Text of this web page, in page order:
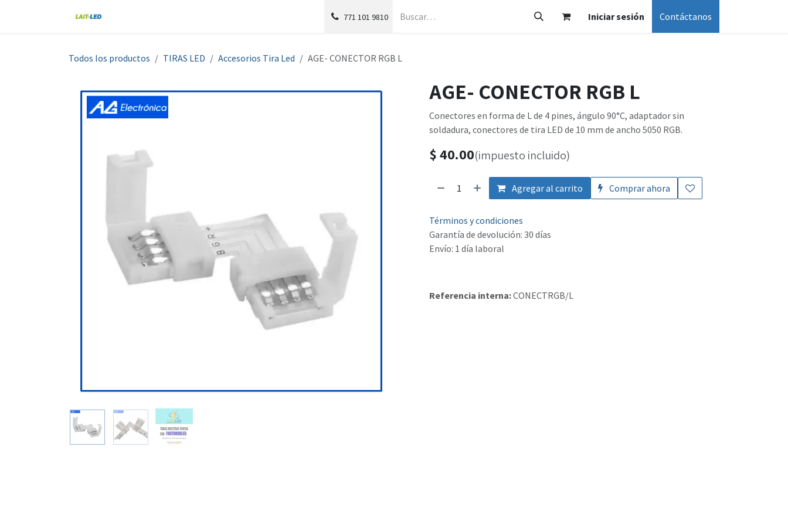
771 101 9810 Iniciar sesión Contáctanos
Todos los productos TIRAS LED Accesorios Tira Led AGE- CONECTOR RGB L
AGE- CONECTOR RGB L
Conectores en forma de L de 4 pines, ángulo 90°C, adaptador sin
soldadura, conectores de tira LED de 10 mm de ancho 5050 RGB.
$40.00(impuesto incluido)
Agregar al carrito Comprar ahora
Términos y condiciones
Garantía de devolución: 30 días
Envío: 1 día laboral
Referencia interna:CONECTRGB/L